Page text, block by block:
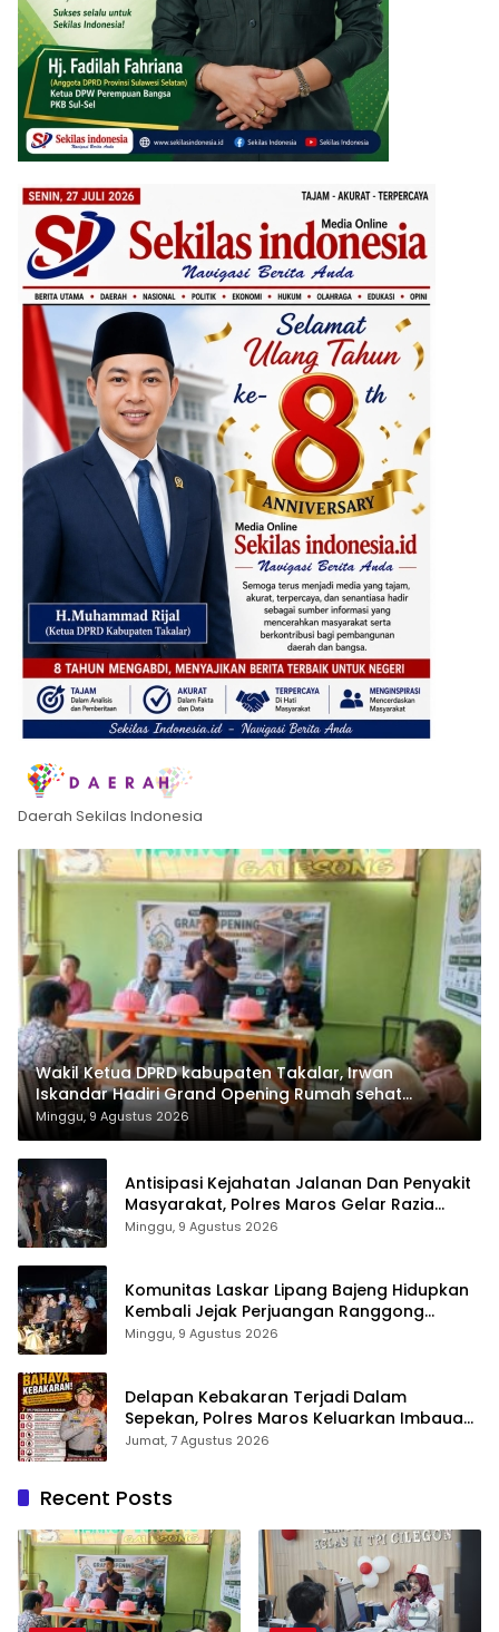
Daerah Sekilas Indonesia
Wakil Ketua DPRD kabupaten Takalar, Irwan
Iskandar Hadiri Grand Opening Rumah sehat
Pertama di Takalar, Melayani Terapis Gratis untuk
Pasien Dhuafa dan umum.
Minggu, 9 Agustus 2026
Antisipasi Kejahatan Jalanan Dan Penyakit
Masyarakat, Polres Maros Gelar Razia
Operasi Cipta Kondusif
Minggu, 9 Agustus 2026
Komunitas Laskar Lipang Bajeng Hidupkan
Kembali Jejak Perjuangan Ranggong
Daeng Romo, Wabup Takalar: Apresiasi
Minggu, 9 Agustus 2026
Delapan Kebakaran Terjadi Dalam
Sepekan, Polres Maros Keluarkan Imbauan
kepada Masyarakat
Jumat, 7 Agustus 2026
Recent Posts